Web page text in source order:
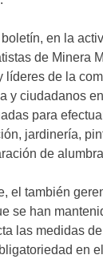
en la
de Minera
líderes de la
y ciudadanos
para
jardinería,
de
el también
se han
las medidas
en